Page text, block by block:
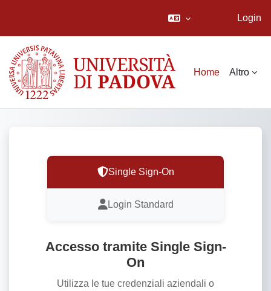
Login
Home Altro
Single Sign-On
Login Standard
Accesso tramite Single Sign-
On
Utilizza le tue credenziali aziendali o